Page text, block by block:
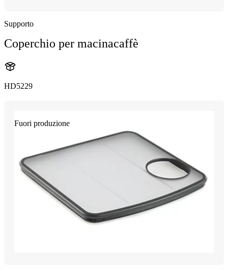
Supporto
Coperchio per macinacaffè
HD5229
Fuori produzione